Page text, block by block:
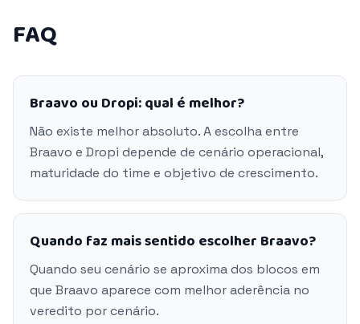
FAQ
Braavo ou Dropi: qual é melhor?
Não existe melhor absoluto. A escolha entre
Braavo e Dropi depende de cenário operacional,
maturidade do time e objetivo de crescimento.
Quando faz mais sentido escolher Braavo?
Quando seu cenário se aproxima dos blocos em
que Braavo aparece com melhor aderência no
veredito por cenário.